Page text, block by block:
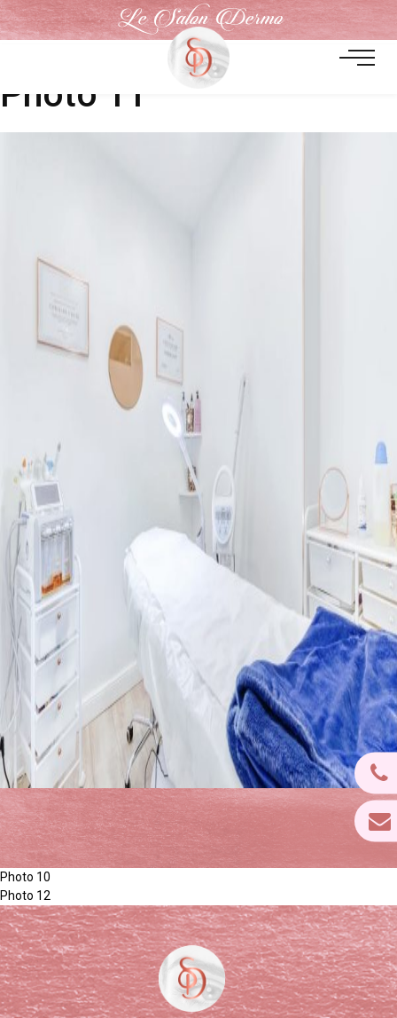
Le Salon Dermo
Photo 11
Photo 10
Photo 12